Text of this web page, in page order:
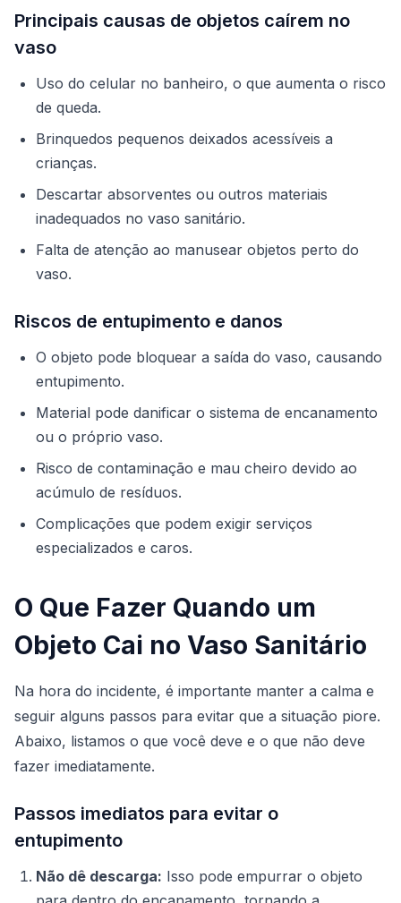
Principais causas de objetos caírem no
vaso
Uso do celular no banheiro, o que aumenta o risco
de queda.
Brinquedos pequenos deixados acessíveis a
crianças.
Descartar absorventes ou outros materiais
inadequados no vaso sanitário.
Falta de atenção ao manusear objetos perto do
vaso.
Riscos de entupimento e danos
O objeto pode bloquear a saída do vaso, causando
entupimento.
Material pode danificar o sistema de encanamento
ou o próprio vaso.
Risco de contaminação e mau cheiro devido ao
acúmulo de resíduos.
Complicações que podem exigir serviços
especializados e caros.
O Que Fazer Quando um
Objeto Cai no Vaso Sanitário
Na hora do incidente, é importante manter a calma e
seguir alguns passos para evitar que a situação piore.
Abaixo, listamos o que você deve e o que não deve
fazer imediatamente.
Passos imediatos para evitar o
entupimento
Não dê descarga: Isso pode empurrar o objeto